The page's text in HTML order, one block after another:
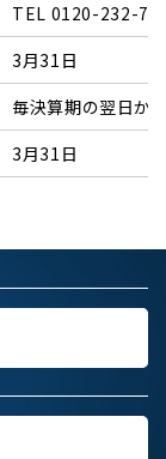
TEL 0120-232-
3月31日
毎決算期の翌日か
3月31日